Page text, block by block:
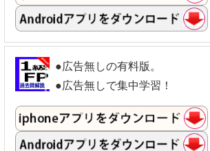
●広告無しの有料版。
●広告無しで集中学習！